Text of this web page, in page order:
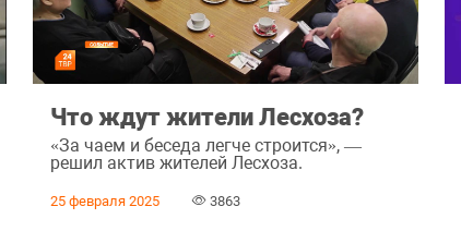
Что ждут жители Лесхоза?
«За чаем и беседа легче строится», —
решил актив жителей Лесхоза.
25 февраля 2025 3863